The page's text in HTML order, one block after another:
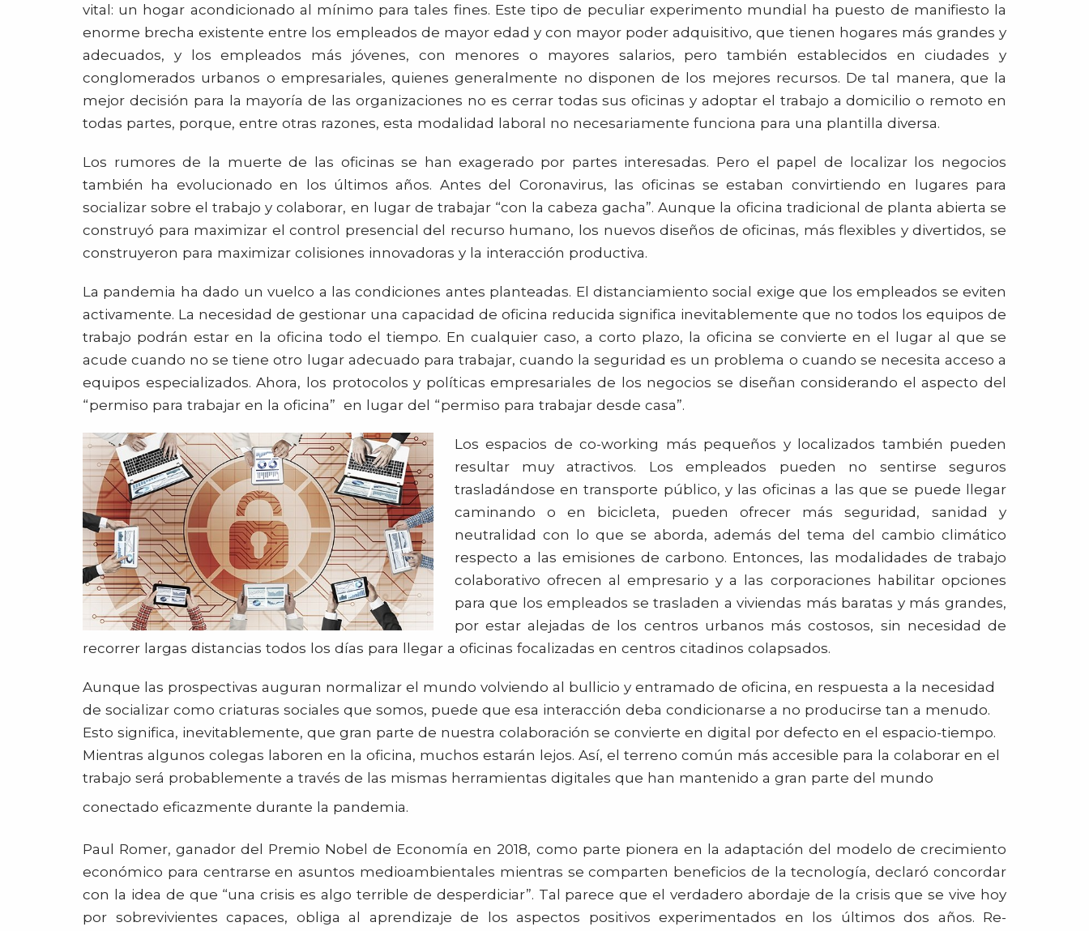
vital: un hogar acondicionado al mínimo para tales fines. Este tipo de peculiar experimento mundial ha puesto de manifiesto la
enorme brecha existente entre los empleados de mayor edad y con mayor poder adquisitivo, que tienen hogares más grandes y
adecuados, y los empleados más jóvenes, con menores o mayores salarios, pero también establecidos en ciudades y
conglomerados urbanos o empresariales, quienes generalmente no disponen de los mejores recursos. De tal manera, que la
mejor decisión para la mayoría de las organizaciones no es cerrar todas sus oficinas y adoptar el trabajo a domicilio o remoto en
todas partes, porque, entre otras razones, esta modalidad laboral no necesariamente funciona para una plantilla diversa.
Los rumores de la muerte de las oficinas se han exagerado por partes interesadas. Pero el papel de localizar los negocios
también ha evolucionado en los últimos años. Antes del Coronavirus, las oficinas se estaban convirtiendo en lugares para
socializar sobre el trabajo y colaborar, en lugar de trabajar “con la cabeza gacha”. Aunque la oficina tradicional de planta abierta se
construyó para maximizar el control presencial del recurso humano, los nuevos diseños de oficinas, más flexibles y divertidos, se
construyeron para maximizar colisiones innovadoras y la interacción productiva.
La pandemia ha dado un vuelco a las condiciones antes planteadas. El distanciamiento social exige que los empleados se eviten
activamente. La necesidad de gestionar una capacidad de oficina reducida significa inevitablemente que no todos los equipos de
trabajo podrán estar en la oficina todo el tiempo. En cualquier caso, a corto plazo, la oficina se convierte en el lugar al que se
acude cuando no se tiene otro lugar adecuado para trabajar, cuando la seguridad es un problema o cuando se necesita acceso a
equipos especializados. Ahora, los protocolos y políticas empresariales de los negocios se diseñan considerando el aspecto del
“permiso para trabajar en la oficina” en lugar del “permiso para trabajar desde casa”.
Los espacios de co-working más pequeños y localizados también pueden
resultar muy atractivos. Los empleados pueden no sentirse seguros
trasladándose en transporte público, y las oficinas a las que se puede llegar
caminando o en bicicleta, pueden ofrecer más seguridad, sanidad y
neutralidad con lo que se aborda, además del tema del cambio climático
respecto a las emisiones de carbono. Entonces, las modalidades de trabajo
colaborativo ofrecen al empresario y a las corporaciones habilitar opciones
para que los empleados se trasladen a viviendas más baratas y más grandes,
por estar alejadas de los centros urbanos más costosos, sin necesidad de
recorrer largas distancias todos los días para llegar a oficinas focalizadas en centros citadinos colapsados.
Aunque las prospectivas auguran normalizar el mundo volviendo al bullicio y entramado de oficina, en respuesta a la necesidad
de socializar como criaturas sociales que somos, puede que esa interacción deba condicionarse a no producirse tan a menudo.
Esto significa, inevitablemente, que gran parte de nuestra colaboración se convierte en digital por defecto en el espacio-tiempo.
Mientras algunos colegas laboren en la oficina, muchos estarán lejos. Así, el terreno común más accesible para la colaborar en el
trabajo será probablemente a través de las mismas herramientas digitales que han mantenido a gran parte del mundo
conectado eficazmente durante la pandemia.
Paul Romer, ganador del Premio Nobel de Economía en 2018, como parte pionera en la adaptación del modelo de crecimiento
económico para centrarse en asuntos medioambientales mientras se comparten beneficios de la tecnología, declaró concordar
con la idea de que “una crisis es algo terrible de desperdiciar”. Tal parece que el verdadero abordaje de la crisis que se vive hoy
por sobrevivientes capaces, obliga al aprendizaje de los aspectos positivos experimentados en los últimos dos años. Re-